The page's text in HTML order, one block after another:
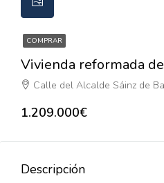
COMPRAR
Vivienda reformada
Calle del Alcalde Sáinz de Baranda, Estrella,
1.209.000€
Descripción